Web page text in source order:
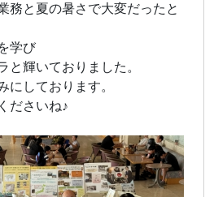
務と夏の暑さで大変だったと
学び
と輝いておりました。
にしております。
ださいね♪